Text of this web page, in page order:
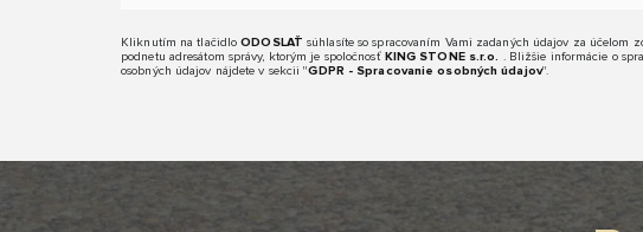
Kliknutím na tlačidloODOSLAŤsúhlasíte so spracovaním Vami zadaných údajov za účelom
podnetu adresátom správy, ktorým je spoločnosť KING STONE s.r.o. . Bližšie informácie o
osobných údajov nájdete v sekcii "GDPR - Spracovanie osobných údajov".